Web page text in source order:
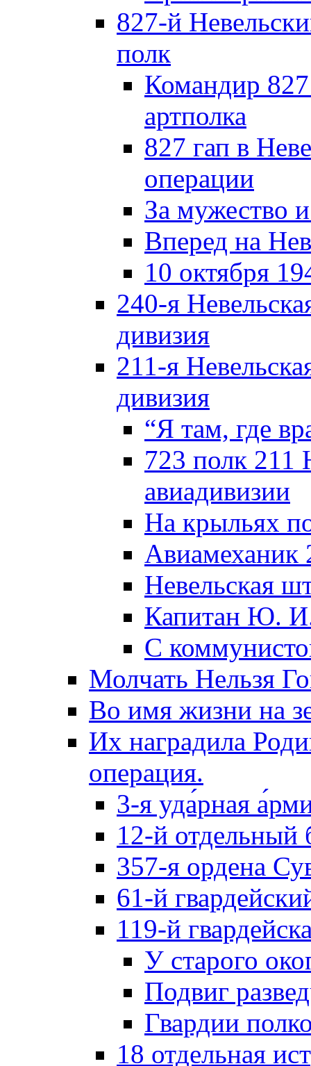
827-й
полк
Командир 827
артполка
827 гап в
операции
За мужество
Вперед на
10 октября
240-я
дивизия
211-я
дивизия
“Я там, где
723 полк 211
авиадивизии
На крыльях
Невельская
Капитан Ю.
С
Молчать Нельзя
Во имя жизни на
Их наградила
операция.
3-я уда́рная
12-й отдельный
357-я ордена
61-й
119-й
У старого
Подвиг
Гвардии
18 отдельная